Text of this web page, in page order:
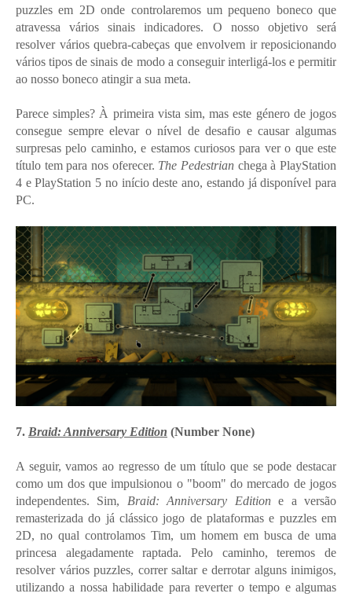
puzzles em 2D onde controlaremos um pequeno boneco que
atravessa vários sinais indicadores. O nosso objetivo será
resolver vários quebra-cabeças que envolvem ir reposicionando
vários tipos de sinais de modo a conseguir interligá-los e permitir
ao nosso boneco atingir a sua meta.
Parece simples? À primeira vista sim, mas este género de jogos
consegue sempre elevar o nível de desafio e causar algumas
surpresas pelo caminho, e estamos curiosos para ver o que este
título tem para nos oferecer. The Pedestrian chega à PlayStation
4 e PlayStation 5 no início deste ano, estando já disponível para
PC.
7. Braid: Anniversary Edition (Number None)
A seguir, vamos ao regresso de um título que se pode destacar
como um dos que impulsionou o "boom" do mercado de jogos
independentes. Sim, Braid: Anniversary Editione a versão
remasterizada do já clássico jogo de plataformas e puzzles em
2D, no qual controlamos Tim, um homem em busca de uma
princesa alegadamente raptada. Pelo caminho, teremos de
resolver vários puzzles, correr saltar e derrotar alguns inimigos,
utilizando a nossa habilidade para reverter o tempo e algumas